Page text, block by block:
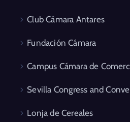
Club Cámara Antares
Fundación Cámara
Campus Cámara de
Sevilla Congress and
Lonja de Cereales